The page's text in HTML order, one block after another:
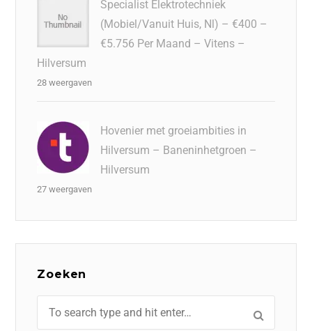
Specialist Elektrotechniek
(Mobiel/Vanuit Huis, Nl) – €400 –
€5.756 Per Maand – Vitens –
Hilversum
28 weergaven
Hovenier met groeiambities in
Hilversum – Baneninhetgroen –
Hilversum
27 weergaven
Zoeken